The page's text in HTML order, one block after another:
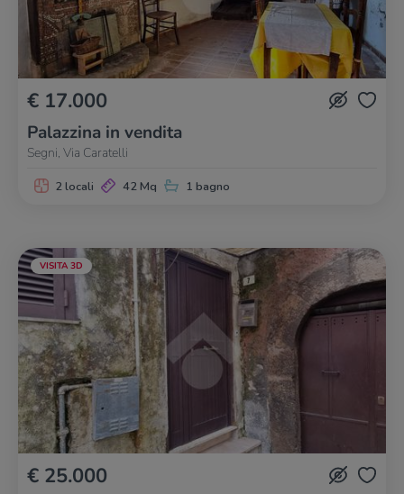
€ 17.000
Palazzina in vendita
Segni, Via Caratelli
2 locali 42 Mq 1 bagno
VISITA 3D
€ 25.000